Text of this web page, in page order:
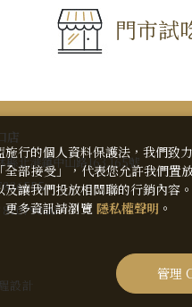
門市試
店
縣北港鎮中山路163.165號
87079030
設計
施行的個人資料保護法，我們致
全部接受」，代表您允許我們
及讓我們投放相關聯的行銷內容
更多資訊請瀏覽 隱私權聲明 。
管理